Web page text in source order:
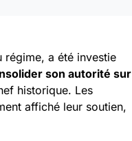
a été investie
son autorité sur
historique. Les
affiché leur soutien,